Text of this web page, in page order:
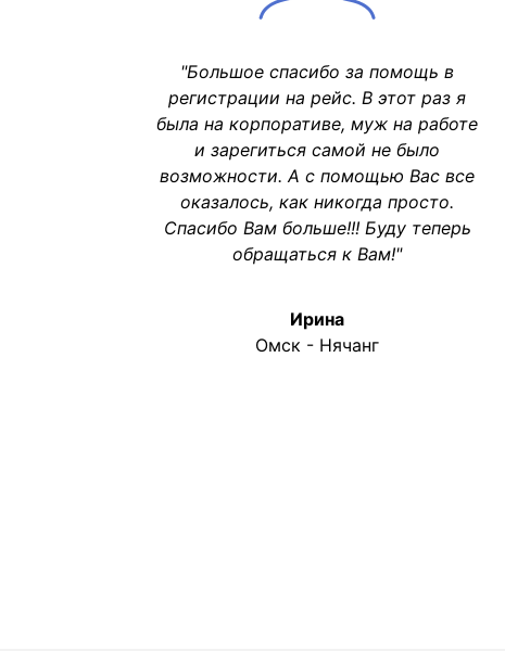
"Большое спасибо за помощь в
регистрации на рейс. В этот раз я
была на корпоративе, муж на работе
и зарегиться самой не было
возможности. А с помощью Вас все
оказалось, как никогда просто.
Спасибо Вам больше!!! Буду теперь
обращаться к Вам!"
Ирина
Омск - Нячанг